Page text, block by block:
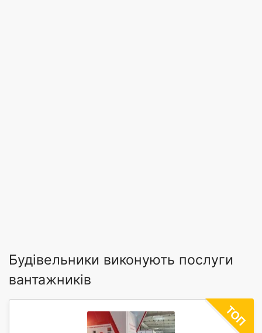
Будівельники виконують послуги
вантажників